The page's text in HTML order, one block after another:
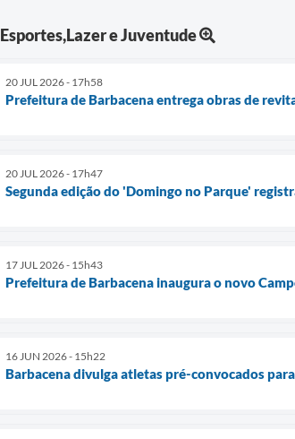
Esportes,Lazer e Juventude
20 JUL 2026 - 17h58
Prefeitura de Barbacena entrega obras de
20 JUL 2026 - 17h47
Segunda edição do 'Domingo no Parque'
17 JUL 2026 - 15h43
Prefeitura de Barbacena inaugura o novo
16 JUN 2026 - 15h22
Barbacena divulga atletas pré-convocados